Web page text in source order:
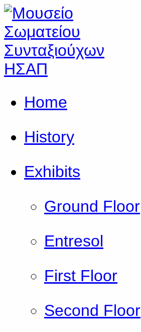
Home
History
Exhibits
Ground Floor
Εntresol
First Floor
Second Floor